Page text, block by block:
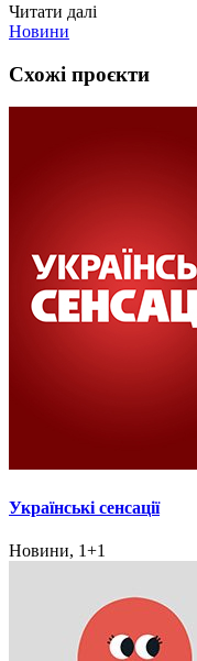
Читати далі
Новини
Схожі проєкти
Українські сенсації
Новини, 1+1